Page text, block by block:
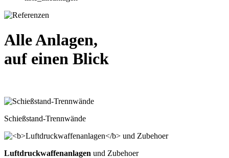
Alle Anlagen,
auf einen Blick
Schießstand-Trennwände
Luftdruckwaffenanlagen und Zubehoer